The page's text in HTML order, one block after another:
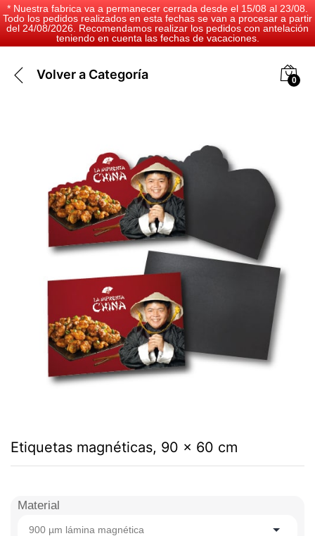
* Nuestra fabrica va a permanecer cerrada desde el 15/08 al 23/08.
Todo los pedidos realizados en esta fechas se van a procesar a partir
del 24/08/2026. Recomendamos realizar los pedidos con antelación
teniendo en cuenta las fechas de vacaciones.
Volver a Categoría 0
Etiquetas magnéticas, 90 x 60 cm
Material
900 µm lámina magnética